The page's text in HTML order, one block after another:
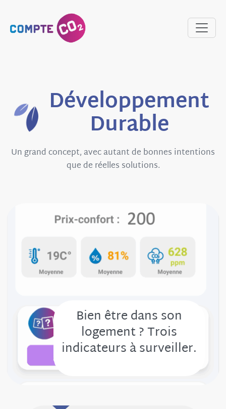
Développement
Durable
Un grand concept, avec autant de bonnes intentions
que de réelles solutions.
Bien être dans son
logement ? Trois
indicateurs à surveiller.